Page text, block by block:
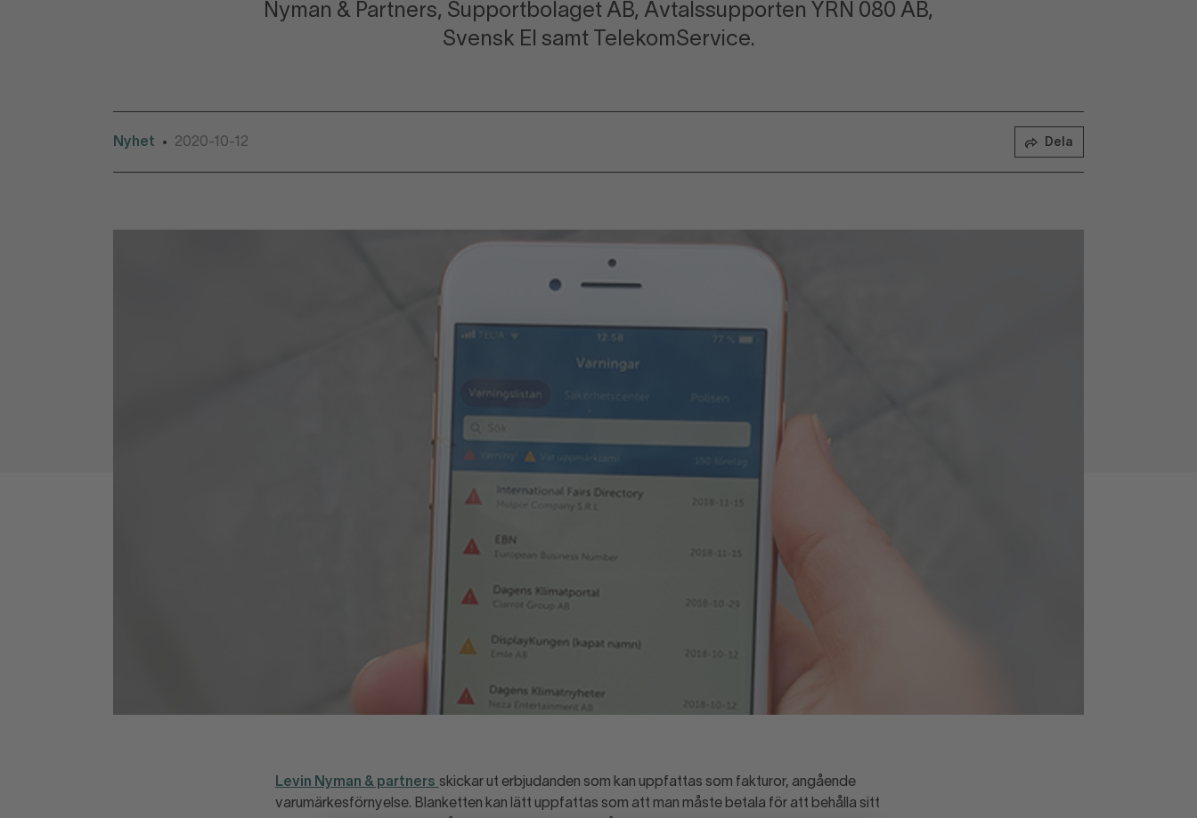
Nyman & Partners, Supportbolaget AB, Avtalssupporten YRN 080 AB,
Svensk El samt TelekomService.
Nyhet • 2020-10-12 Dela
Levin Nyman & partners skickar ut erbjudanden som kan uppfattas som fakturor, angående
varumärkesförnyelse. Blanketten kan lätt uppfattas som att man måste betala för att behålla sitt